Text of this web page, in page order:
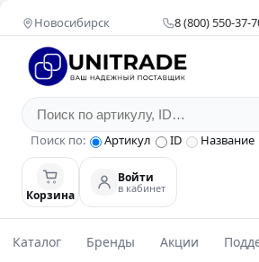
Новосибирск 8 (800) 550-37-
Поиск по: Артикул ID Название
Корзина
Войти
в кабинет
Каталог Бренды Акции